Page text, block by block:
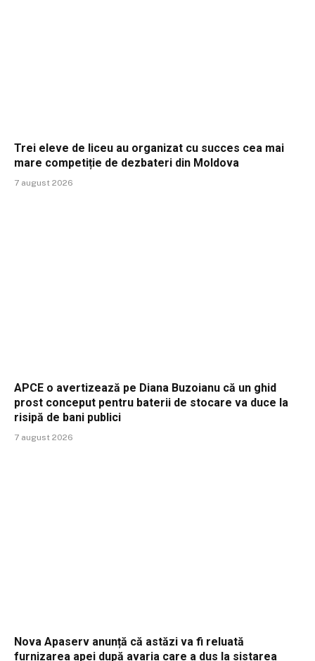
Trei eleve de liceu au organizat cu succes cea mai
mare competiție de dezbateri din Moldova
7 august 2026
APCE o avertizează pe Diana Buzoianu că un ghid
prost conceput pentru baterii de stocare va duce la
risipă de bani publici
7 august 2026
Nova Apaserv anunță că astăzi va fi reluată
furnizarea apei după avaria care a dus la sistarea